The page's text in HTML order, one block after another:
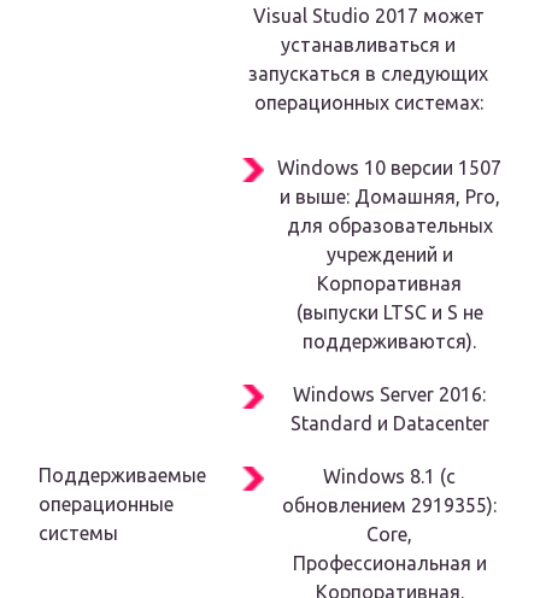
Поддерживаемые
операционные
системы
Visual Studio 2017 может
устанавливаться и
запускаться в следующих
операционных системах:
Windows 10 версии 1507
и выше: Домашняя, Pro,
для образовательных
учреждений и
Корпоративная
(выпуски LTSC и S не
поддерживаются).
Windows Server 2016:
Standard и Datacenter
Windows 8.1 (с
обновлением 2919355):
Core,
Профессиональная и
Корпоративная.